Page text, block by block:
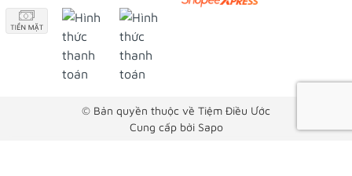
© Bản quyền thuộc về Tiệm Điều Ước
Cung cấp bởi Sapo